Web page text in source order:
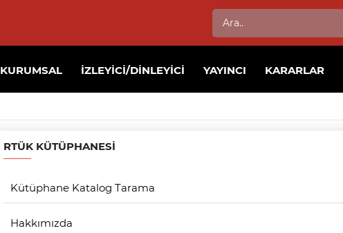
KURUMSAL İZLEYICI/DINLEYICI YAYINCI KARARLAR
RTÜK KÜTÜPHANESI
Kütüphane Katalog Tarama
Hakkımızda